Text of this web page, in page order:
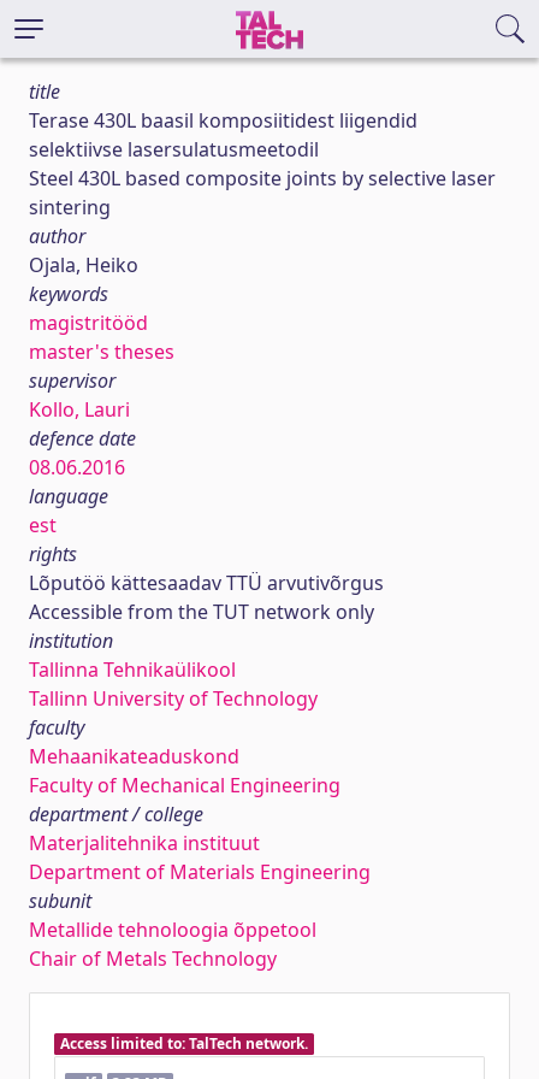
title
Terase 430L baasil komposiitidest liigendid
selektiivse lasersulatusmeetodil
Steel 430L based composite joints by selective laser
sintering
author
Ojala, Heiko
keywords
magistritööd
master's theses
supervisor
Kollo, Lauri
defence date
08.06.2016
language
est
rights
Lõputöö kättesaadav TTÜ arvutivõrgus
Accessible from the TUT network only
institution
Tallinna Tehnikaülikool
Tallinn University of Technology
faculty
Mehaanikateaduskond
Faculty of Mechanical Engineering
department / college
Materjalitehnika instituut
Department of Materials Engineering
subunit
Metallide tehnoloogia õppetool
Chair of Metals Technology
Access limited to: TalTech network.